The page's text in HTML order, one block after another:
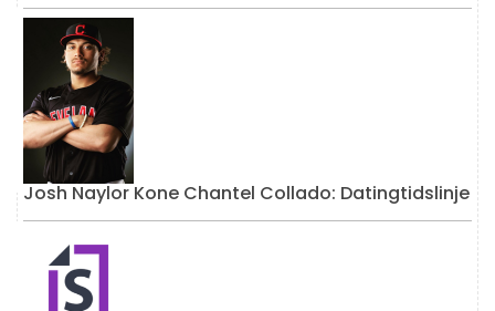
Josh Naylor Kone Chantel Collado: Datingtidslinje